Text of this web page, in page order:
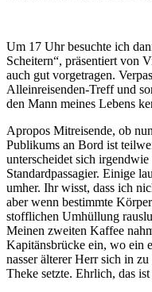
Um 17 Uhr besuchte ich
Scheitern“, präsentiert von
auch gut vorgetragen.
Alleinreisenden-Treff und
den Mann meines Lebens
Apropos Mitreisende, ob
Publikums an Bord ist
unterscheidet sich
Standardpassagier. Einige
umher. Ihr wisst, dass ich
aber wenn bestimmte
stofflichen Umhüllung
Meinen zweiten Kaffee
Kapitänsbrücke ein, wo ein
nasser älterer Herr sich in
Theke setzte. Ehrlich, das